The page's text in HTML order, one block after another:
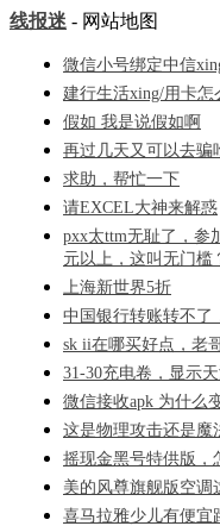
线报迷 - 网站地图
微信小号绑定中信
建行生活xing/用卡
假如 我是说假如啊
再过几天又可以去骗
求助，帮忙一下
请EXCEL大神来解惑
pxx太ttm无耻了，参
元以上，这叫无门槛
上海新世界5折
中国银行转账转不了
sk ii在哪买好点，老
31-30充电卷，显示
微信接收apk 为什么
这是物理攻击还是魔
摇现金黑号特供版，
美的风尊旗舰版空调
喜马拉雅少儿有便宜